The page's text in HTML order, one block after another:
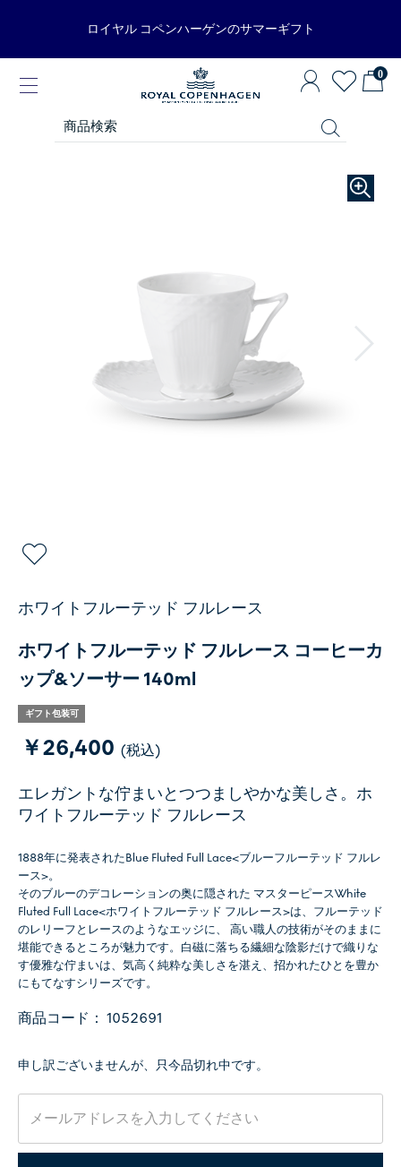
ロイヤル コペンハーゲンのサマーギフト
0
ホワイトフルーテッド フルレース
ホワイトフルーテッド フルレース コーヒーカ
ップ&ソーサー 140ml
ギフト包装可
￥26,400 (税込)
エレガントな佇まいとつつましやかな美しさ。ホ
ワイトフルーテッド フルレース
1888年に発表されたBlue Fluted Full Lace<ブルーフルーテッド フルレ
ース>。
そのブルーのデコレーションの奥に隠された マスターピースWhite
Fluted Full Lace<ホワイトフルーテッド フルレース>は、フルーテッド
のレリーフとレースのようなエッジに、 高い職人の技術がそのままに
堪能できるところが魅力です。白磁に落ちる繊細な陰影だけで織りな
す優雅な佇まいは、気高く純粋な美しさを湛え、招かれたひとを豊か
にもてなすシリーズです。
商品コード： 1052691
申し訳ございませんが、只今品切れ中です。